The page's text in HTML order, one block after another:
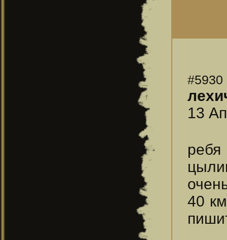
#5930
13
40